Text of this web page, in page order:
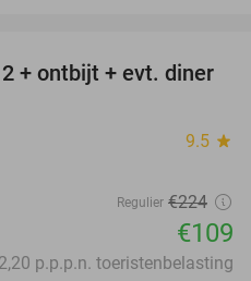
51%
+ ontbijt + evt. diner
9.5 star
Regulier €224
€109
p.p.p.n. toeristenbelasting